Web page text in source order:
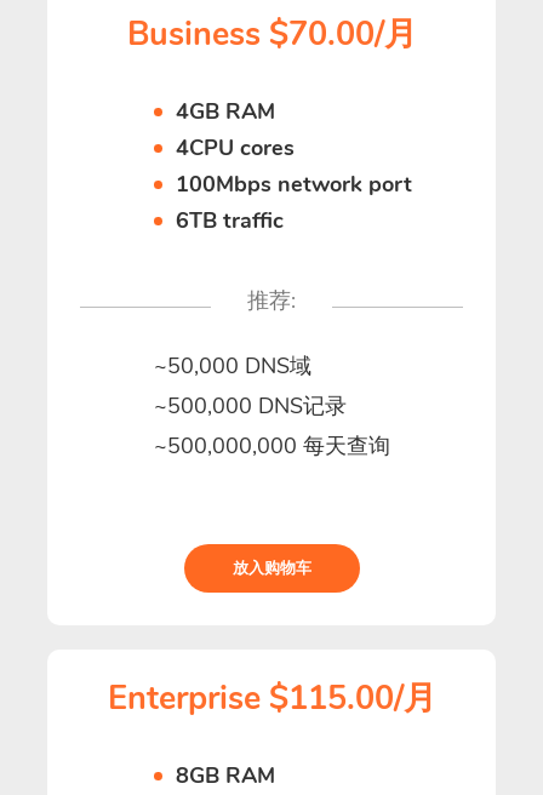
Business $70.00/月
4GB RAM
4CPU cores
100Mbps network port
6TB traffic
推荐:
~50,000 DNS域
~500,000 DNS记录
~500,000,000 每天查询
放入购物车
Enterprise $115.00/月
8GB RAM